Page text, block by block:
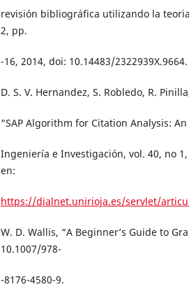
revisión bibliográfica utilizando la
2, pp.
-16, 2014, doi: 10.14483/2322939X.9664.
D. S. V. Hernandez, S. Robledo, R.
“SAP Algorithm for Citation Analysis:
Ingeniería e Investigación, vol. 40, no
en:
https://dialnet.unirioja.es/servlet/
W. D. Wallis, “A Beginner’s Guide to
10.1007/978-
-8176-4580-9.